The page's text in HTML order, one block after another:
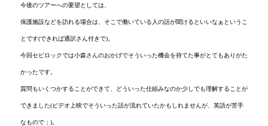
今後のツアーへの要望としては、
保護施設などを訪れる場合は、そこで働いている人の話が聞けるといいなぁというこ
とです(できれば通訳さん付きで)。
今回セピロックでは小森さんのおかげでそういった機会を持てた事がとてもありがた
かったです。
質問もいくつかすることができて、どういった仕組みなのか少しでも理解することが
できました(ビデオ上映でそういった話が流れていたかもしれませんが、英語が苦手
なもので；)。